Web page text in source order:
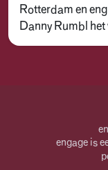
Rotterdam en
Danny Rumbl het
engage is